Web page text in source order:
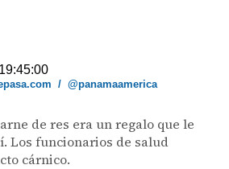
/@panamaamerica
de res era un regalo que le
Los funcionarios de salud
cárnico.